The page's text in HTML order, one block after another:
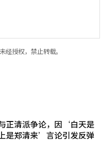
经授权，禁止转载。
正清派争论，因‘白天是
是郑清来’言论引发反弹